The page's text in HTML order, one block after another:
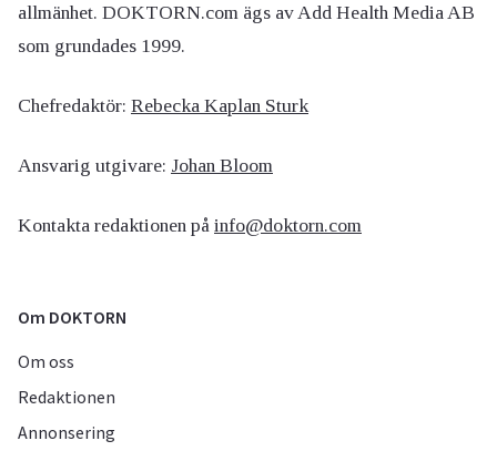
allmänhet. DOKTORN.com ägs av Add Health Media AB
som grundades 1999.
Chefredaktör: Rebecka Kaplan Sturk
Ansvarig utgivare: Johan Bloom
Kontakta redaktionen på info@doktorn.com
Om DOKTORN
Om oss
Redaktionen
Annonsering